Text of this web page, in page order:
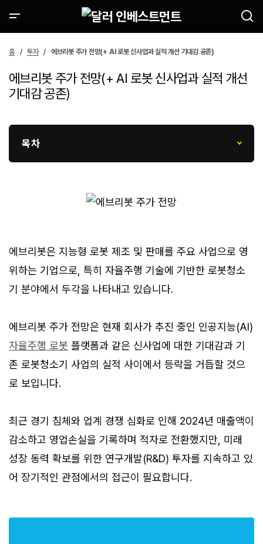
홈 투자 에브리봇 주가 전망(+ AI 로봇 신사업과 실적 개선 기대감 공존)
에브리봇 주가 전망(+ AI 로봇 신사업과 실적 개선
기대감 공존)
목차
에브리봇은 지능형 로봇 제조 및 판매를 주요 사업으로 영
위하는 기업으로, 특히 자율주행 기술에 기반한 로봇청소
기 분야에서 두각을 나타내고 있습니다.
에브리봇 주가 전망은 현재 회사가 추진 중인 인공지능(AI)
자율주행 로봇 플랫폼과 같은 신사업에 대한 기대감과 기
존 로봇청소기 사업의 실적 사이에서 등락을 거듭할 것으
로 보입니다.
최근 경기 침체와 업계 경쟁 심화로 인해 2024년 매출액이
감소하고 영업손실을 기록하며 적자로 전환했지만, 미래
성장 동력 확보를 위한 연구개발(R&D) 투자를 지속하고 있
어 장기적인 관점에서의 접근이 필요합니다.